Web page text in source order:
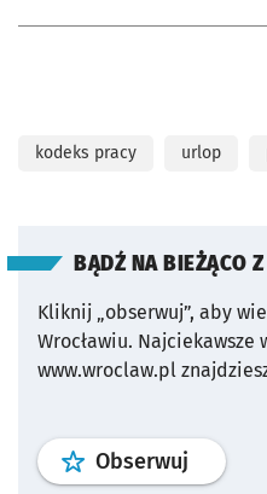
kodeks pracy urlop
BĄDŹ NA BIEŻĄCO
Kliknij „obserwuj”, aby
Wrocławiu. Najciekawsze
www.wroclaw.pl
Obserwuj profil